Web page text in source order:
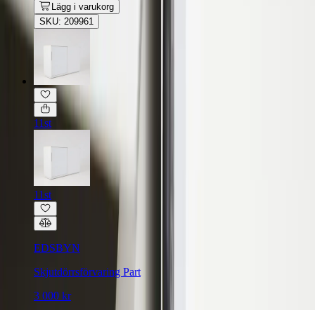
Lägg i varukorg
SKU: 209961
11st
11st
EDSBYN
Skjutdörrsförvaring Part
3 000 kr